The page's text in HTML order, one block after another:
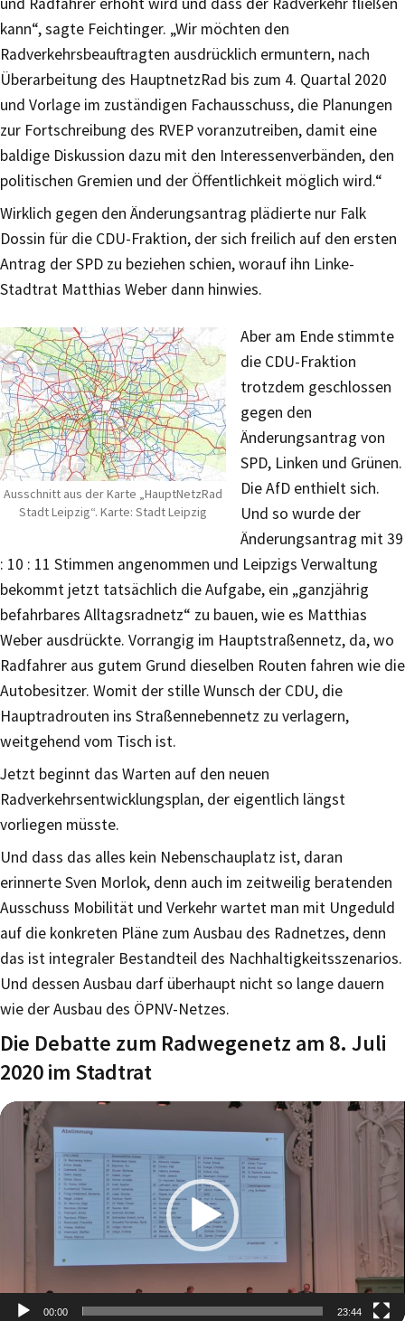
kann“, sagte Feichtinger. „Wir möchten den
Radverkehrsbeauftragten ausdrücklich ermuntern, nach
Überarbeitung des HauptnetzRad bis zum 4. Quartal 2020
und Vorlage im zuständigen Fachausschuss, die Planungen
zur Fortschreibung des RVEP voranzutreiben, damit eine
baldige Diskussion dazu mit den Interessenverbänden, den
politischen Gremien und der Öffentlichkeit möglich wird.“
Wirklich gegen den Änderungsantrag plädierte nur Falk
Dossin für die CDU-Fraktion, der sich freilich auf den ersten
Antrag der SPD zu beziehen schien, worauf ihn Linke-
Stadtrat Matthias Weber dann hinwies.
Ausschnitt aus der Karte „HauptNetzRad
Stadt Leipzig“. Karte: Stadt Leipzig
Aber am Ende stimmte
die CDU-Fraktion
trotzdem geschlossen
gegen den
Änderungsantrag von
SPD, Linken und Grünen.
Die AfD enthielt sich.
Und so wurde der
Änderungsantrag mit 39
: 10 : 11 Stimmen angenommen und Leipzigs Verwaltung
bekommt jetzt tatsächlich die Aufgabe, ein „ganzjährig
befahrbares Alltagsradnetz“ zu bauen, wie es Matthias
Weber ausdrückte. Vorrangig im Hauptstraßennetz, da, wo
Radfahrer aus gutem Grund dieselben Routen fahren wie die
Autobesitzer. Womit der stille Wunsch der CDU, die
Hauptradrouten ins Straßennebennetz zu verlagern,
weitgehend vom Tisch ist.
Jetzt beginnt das Warten auf den neuen
Radverkehrsentwicklungsplan, der eigentlich längst
vorliegen müsste.
Und dass das alles kein Nebenschauplatz ist, daran
erinnerte Sven Morlok, denn auch im zeitweilig beratenden
Ausschuss Mobilität und Verkehr wartet man mit Ungeduld
auf die konkreten Pläne zum Ausbau des Radnetzes, denn
das ist integraler Bestandteil des Nachhaltigkeitsszenarios.
Und dessen Ausbau darf überhaupt nicht so lange dauern
wie der Ausbau des ÖPNV-Netzes.
Die Debatte zum Radwegenetz am 8. Juli
2020 im Stadtrat
00:00 23:44